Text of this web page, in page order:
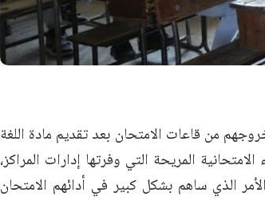
من قاعات الامتحان بعد تقديم مادة اللغة
المريحة التي وفرتها إدارات المراكز،
الذي ساهم بشكل كبير في أدائهم الامتحان